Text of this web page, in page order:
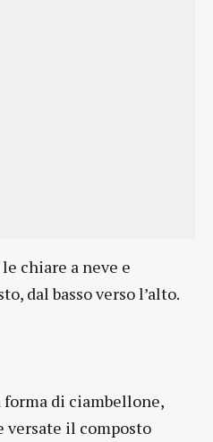
chiare a neve e
dal basso verso l’alto.
di ciambellone,
versate il composto